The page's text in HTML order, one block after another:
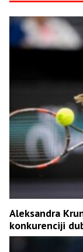
Aleksandra
konkurenciji